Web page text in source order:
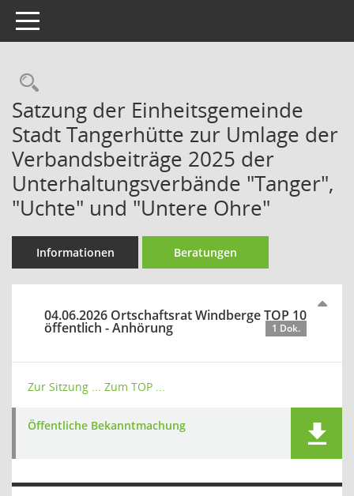
Toggle navigation
Rechercheauswahl
Satzung der Einheitsgemeinde
Stadt Tangerhütte zur Umlage der
Verbandsbeiträge 2025 der
Unterhaltungsverbände "Tanger",
"Uchte" und "Untere Ohre"
Informationen Beratungen
04.06.2026 Ortschaftsrat Windberge TOP 10
öffentlich - Anhörung 1 Dok.
Zur Sitzung ... Zum TOP ...
Öffentliche Bekanntmachung